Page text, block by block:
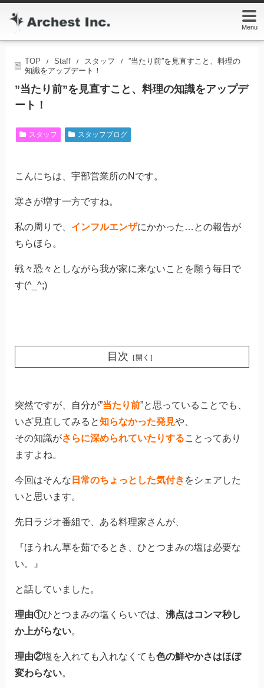
Menu
TOP / Staff / スタッフ /
”当たり前”を見直すこと、料理の
知識をアップデート！
”当たり前”を見直すこと、料理の知識をアップデ
ート！
スタッフ スタッフブログ
こんにちは、宇部営業所のNです。
寒さが増す一方ですね。
私の周りで、 インフルエンザにかかった…との報告が
ちらほら。
戦々恐々としながら我が家に来ないことを願う毎日で
す(^_^;)
目次 ［開く］
突然ですが、自分が”当たり前”と思っていることでも、
いざ見直してみると知らなかった発見や、
その知識がさらに深められていたりすることってあり
ますよね。
今回はそんな 日常のちょっとした気付き をシェアした
いと思います。
先日ラジオ番組で、ある料理家さんが、
『ほうれん草を茹でるとき、ひとつまみの塩は必要な
い。』
と話していました。
理由①ひとつまみの塩くらいでは、 沸点はコンマ秒し
か上がらない。
理由②塩を入れても入れなくても色の鮮やかさはほぼ
変わらない。